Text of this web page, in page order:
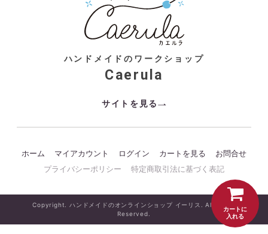
カートに
入れる
ハンドメイドのワークショップ
Caerula
サイトを見る
ホーム マイアカウント ログイン カートを見る
お問合せ
プライバシーポリシー
特定商取引法に基づく表記
Copyright. ハンドメイドのオンラインショップ イーリス. All Rights
Reserved.